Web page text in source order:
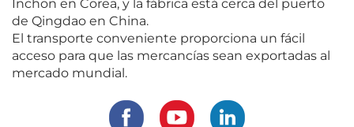
Inchon en Corea, y la fábrica está cerca del puerto
de Qingdao en China.
El transporte conveniente proporciona un fácil
acceso para que las mercancías sean exportadas al
mercado mundial.